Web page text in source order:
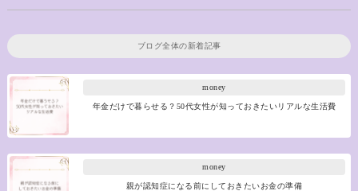
ブログ全体の新着記事
money
年金だけで暮らせる？50代女性が知っておきたいリアルな生活費
money
親が認知症になる前にしておきたいお金の準備